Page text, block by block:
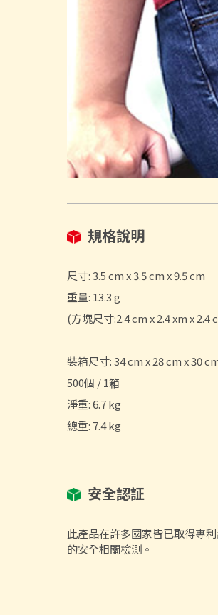
規格說明
尺寸: 3.5 cm x 3.5 cm x 9.5 cm
重量: 13.3 g
(方塊尺寸:2.4 cm x 2.4 xm x 2.4
裝箱尺寸: 34 cm x 28 cm x 30
500個 / 1箱
淨重: 6.7 kg
總重: 7.4 kg
安全認証
此產品在許多國家皆已取得專
的安全相關檢測。